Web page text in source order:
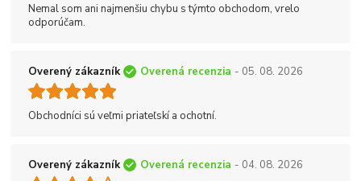
Nemal som ani najmenšiu chybu s týmto obchodom, vrelo
odporúčam.
Overený zákazník Overená recenzia - 05. 08. 2026
Obchodníci sú veľmi priateľskí a ochotní.
Overený zákazník Overená recenzia - 04. 08. 2026